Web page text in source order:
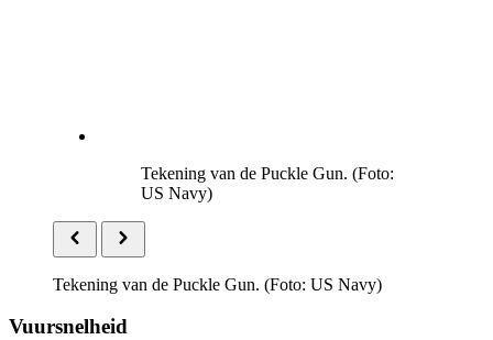
Tekening van de Puckle Gun. (Foto:
US Navy)
Tekening van de Puckle Gun. (Foto: US Navy)
Vuursnelheid